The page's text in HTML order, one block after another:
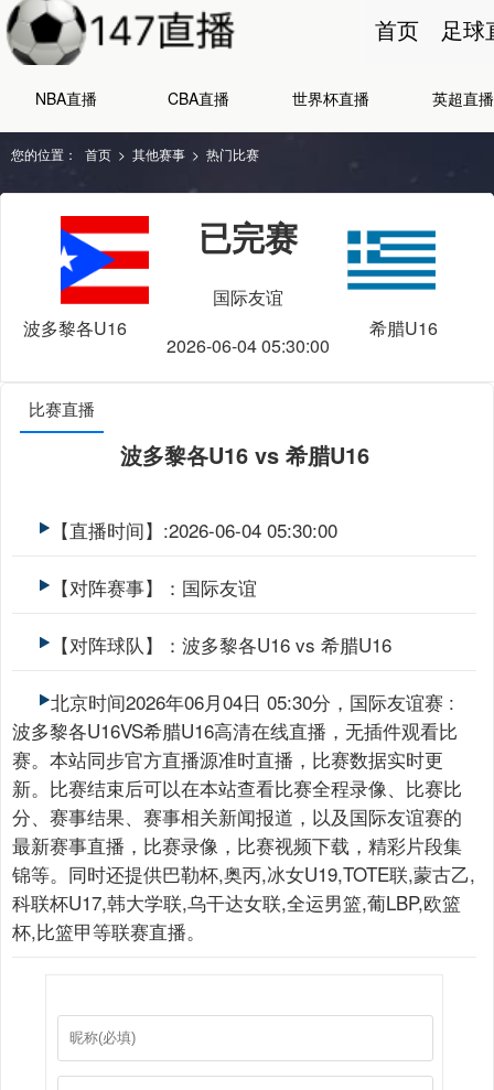
首页 足球
NBA直播 CBA直播 世界杯直播 英超直播
您的位置： 首页 > 其他赛事 > 热门比赛
波多黎各U16
已完赛
国际友谊
2026-06-04 05:30:00
希腊U16
比赛直播
波多黎各U16 vs 希腊U16
【直播时间】:2026-06-04 05:30:00
【对阵赛事】：国际友谊
【对阵球队】：波多黎各U16 vs 希腊U16
北京时间2026年06月04日 05:30分，国际友谊赛 :
波多黎各U16VS希腊U16高清在线直播，无插件观看比
赛。本站同步官方直播源准时直播，比赛数据实时更
新。比赛结束后可以在本站查看比赛全程录像、比赛比
分、赛事结果、赛事相关新闻报道，以及国际友谊赛的
最新赛事直播，比赛录像，比赛视频下载，精彩片段集
锦等。同时还提供巴勒杯,奥丙,冰女U19,TOTE联,蒙古乙,
科联杯U17,韩大学联,乌干达女联,全运男篮,葡LBP,欧篮
杯,比篮甲等联赛直播。